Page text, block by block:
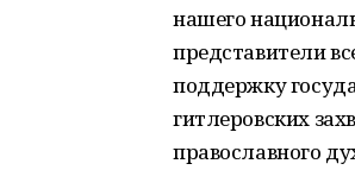
нашего
представители
поддержку
гитлеровских
православного